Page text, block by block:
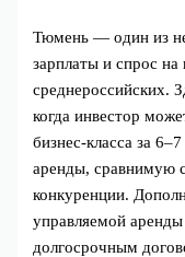
Тюмень — один из
зарплаты и спрос
среднероссийских.
когда инвестор
бизнес‑класса за
аренды, сравнимую
конкуренции.
управляемой
долгосрочным